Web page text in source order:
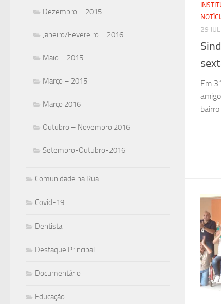
29
Em
Dezembro – 2015
Janeiro/Fevereiro – 2016
Maio – 2015
Março – 2015
Março 2016
Outubro – Novembro 2016
Setembro-Outubro-2016
Comunidade na Rua
Covid-19
Dentista
Destaque Principal
Documentário
Educação